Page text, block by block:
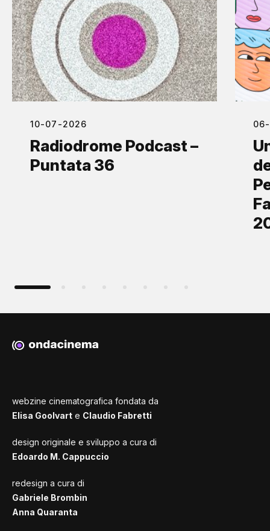
10-07-2026
Radiodrome Podcast –
Puntata 36
webzine cinematografica fondata da
Elisa Goolvart e Claudio Fabretti
design originale e sviluppo a cura di
Edoardo M. Cappuccio
redesign a cura di
Gabriele Brombin
Anna Quaranta